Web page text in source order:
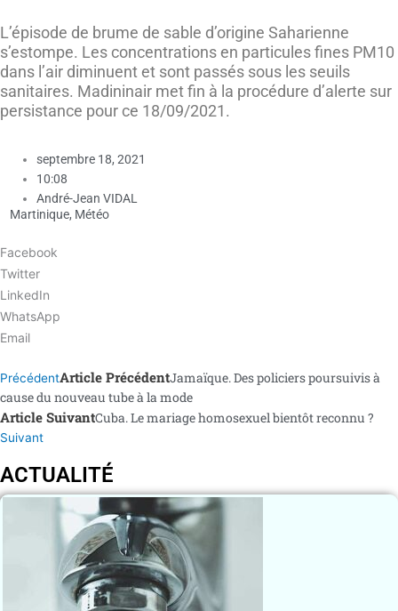
L’épisode de brume de sable d’origine Saharienne
s’estompe. Les concentrations en particules fines PM10
dans l’air diminuent et sont passés sous les seuils
sanitaires. Madininair met fin à la procédure d’alerte sur
persistance pour ce 18/09/2021.
septembre 18, 2021
10:08
André-Jean VIDAL
Martinique, Météo
Facebook
Twitter
LinkedIn
WhatsApp
Email
PrécédentArticle PrécédentJamaïque. Des policiers poursuivis à
cause du nouveau tube à la mode
Article SuivantCuba. Le mariage homosexuel bientôt reconnu ?
Suivant
ACTUALITÉ